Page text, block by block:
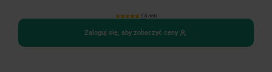
5.0 (101)
Zaloguj się, aby zobaczyć ceny